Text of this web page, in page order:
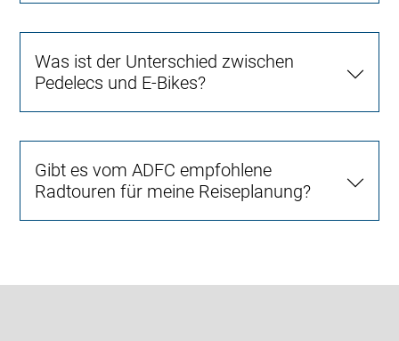
Was ist der Unterschied zwischen
Pedelecs und E-Bikes?
Gibt es vom ADFC empfohlene
Radtouren für meine Reiseplanung?